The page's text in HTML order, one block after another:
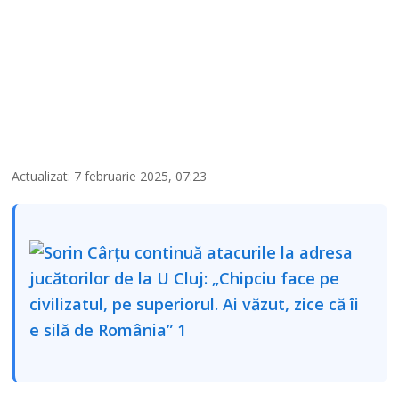
Actualizat: 7 februarie 2025, 07:23